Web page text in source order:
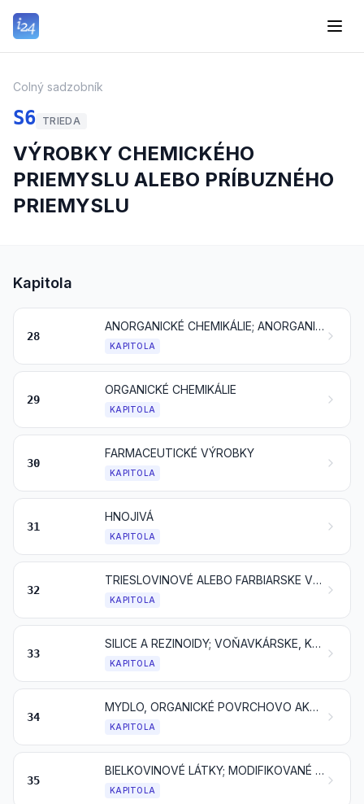
Colný sadzobník
S6 TRIEDA
VÝROBKY CHEMICKÉHO
PRIEMYSLU ALEBO PRÍBUZNÉHO
PRIEMYSLU
Kapitola
28
ANORGANICKÉ CHEMIKÁLIE; ANORGANICKÉ ALEBO ORGANICKÉ ZLÚČENINY DRAHÝCH KOVOV, KOVOV VZÁCNYCH ZEMÍN, RÁDIOAKTÍVNYCH PRVKOV ALEBO IZOTOPOV
KAPITOLA
29
ORGANICKÉ CHEMIKÁLIE
KAPITOLA
30
FARMACEUTICKÉ VÝROBKY
KAPITOLA
31
HNOJIVÁ
KAPITOLA
32
TRIESLOVINOVÉ ALEBO FARBIARSKE VÝŤAŽKY; TANÍNY A ICH DERIVÁTY; FARBIVÁ, PIGMENTY A OSTATNÉ FARBIACE LÁTKY; NÁTEROVÉ FARBY A LAKY; TMELY; ATRAMENTY
KAPITOLA
33
SILICE A REZINOIDY; VOŇAVKÁRSKE, KOZMETICKÉ ALEBO TOALETNÉ PRÍPRAVKY
KAPITOLA
34
MYDLO, ORGANICKÉ POVRCHOVO AKTÍVNE LÁTKY, PRACIE PRÍPRAVKY, MAZACIE PRÍPRAVKY, UMELÉ VOSKY, PRIPRAVENÉ VOSKY, LEŠTIACE ALEBO ČISTIACE PRÍPRAVKY, SVIEČKY A PODOBNÉ VÝROBKY, MODELOVACIE PASTY, ZUBNÉ VOSKY A ZUBNÉ PRÍPRAVKY NA ZÁKLADE SADRY
KAPITOLA
35
BIELKOVINOVÉ LÁTKY; MODIFIKOVANÉ ŠKROBY; GLEJE; ENZÝMY
KAPITOLA